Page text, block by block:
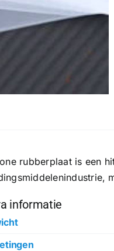
rubberplaat is een
informatie